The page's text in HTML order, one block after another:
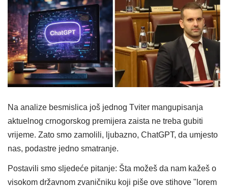
Na analize besmislica još jednog Tviter mangupisanja
aktuelnog crnogorskog premijera zaista ne treba gubiti
vrijeme. Zato smo zamolili, ljubazno, ChatGPT, da umjesto
nas, podastre jedno smatranje.
Postavili smo sljedeće pitanje: Šta možeš da nam kažeš o
visokom državnom zvaničniku koji piše ove stihove "lorem